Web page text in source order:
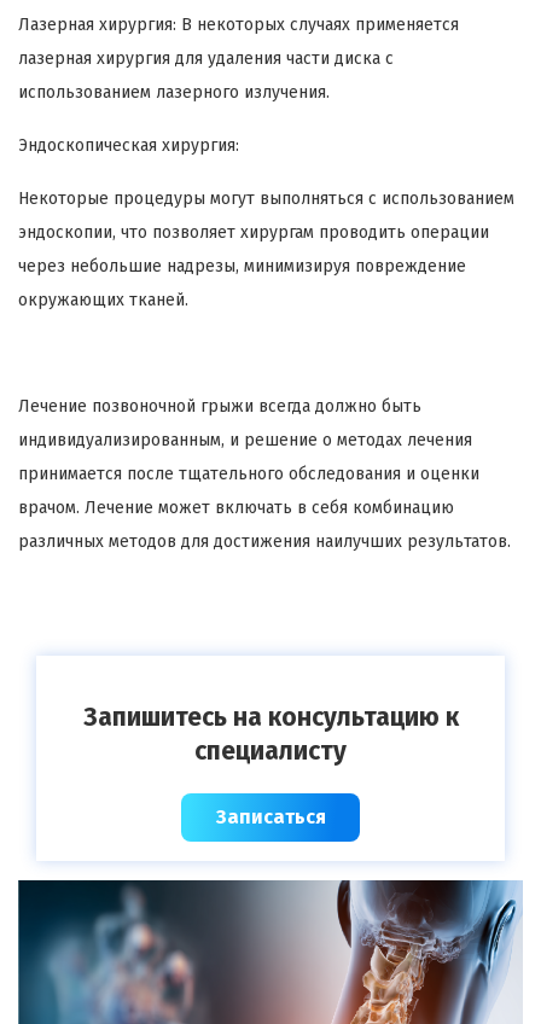
Лазерная хирургия: В некоторых случаях применяется
лазерная хирургия для удаления части диска с
использованием лазерного излучения.
Эндоскопическая хирургия:
Некоторые процедуры могут выполняться с использованием
эндоскопии, что позволяет хирургам проводить операции
через небольшие надрезы, минимизируя повреждение
окружающих тканей.
Лечение позвоночной грыжи всегда должно быть
индивидуализированным, и решение о методах лечения
принимается после тщательного обследования и оценки
врачом. Лечение может включать в себя комбинацию
различных методов для достижения наилучших результатов.
Запишитесь на консультацию к
специалисту
Записаться